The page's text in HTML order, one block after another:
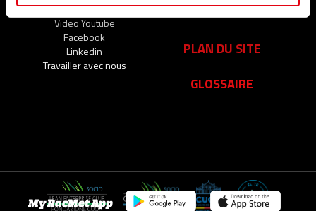
Partenaire
Video Youtube
Facebook
Linkedin
Travailler avec nous
TOP SEARCHES
PLAN DU SITE
GLOSSAIRE
My RacMet App